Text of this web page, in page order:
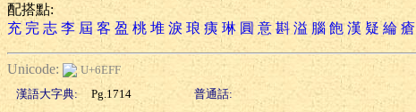
配搭點:
充 完 志 李 屆 客 盈 桃 堆 淚 琅 痍 琳 圓 意 斟 溢 腦 飽 漢 疑 綸 瘡
Unicode:
U+6EFF
漢語大字典:
Pg.1714 普通話: